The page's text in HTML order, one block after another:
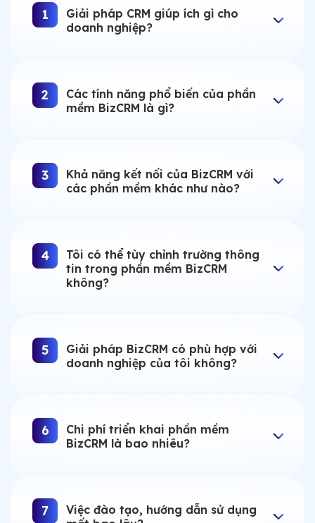
1
Giải pháp CRM giúp ích gì cho
doanh nghiệp?
2
Các tính năng phổ biến của phần
mềm BizCRM là gì?
3
Khả năng kết nối của BizCRM với
các phần mềm khác như nào?
4
Tôi có thể tùy chỉnh trường thông
tin trong phần mềm BizCRM
không?
5
Giải pháp BizCRM có phù hợp với
doanh nghiệp của tôi không?
6
Chi phí triển khai phần mềm
BizCRM là bao nhiêu?
7
Việc đào tạo, hướng dẫn sử dụng